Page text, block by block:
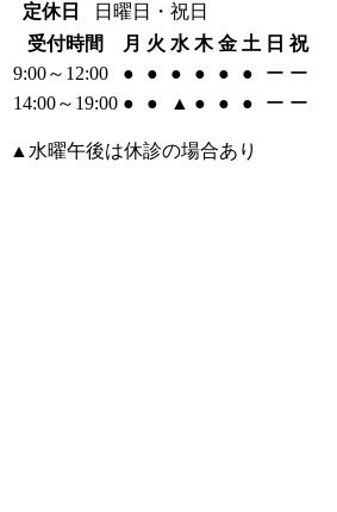
定休日
日曜日・祝日
受付時間
月 火 水 木 金 土 日 祝
9:00～12:00
● ● ● ● ● ● ー ー
14:00～19:00 ● ● ▲ ● ● ● ー ー
▲水曜午後は休診の場合あり